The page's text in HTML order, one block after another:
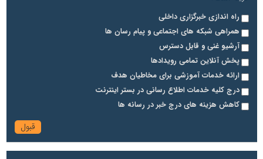
راه اندازی خبرگزاری داخلی
همراهی شبکه های اجتماعی و پیام رسان ها
آرشیو غنی و قابل دسترس
پخش آنلاین تمامی رویدادها
ارائه خدمات آموزشی برای مخاطیان هدف
درج کلیه خدمات اطلاع رسانی در بستر اینترنت
کاهش هزینه های درج خبر در رسانه ها